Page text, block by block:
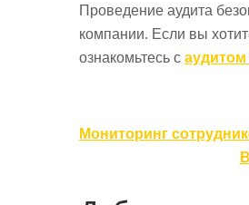
Проведение аудита
компании. Если вы
ознакомьтесь с аудитом
Навигация
Мониторинг